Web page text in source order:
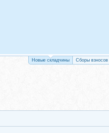
Новые складчины Сборы взносов